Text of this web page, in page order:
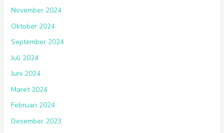
November 2024
Oktober 2024
September 2024
Juli 2024
Juni 2024
Maret 2024
Februari 2024
Desember 2023